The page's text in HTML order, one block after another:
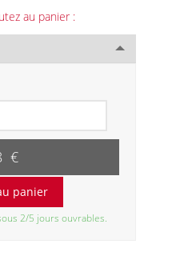
au panier :
€
2/5 jours ouvrables.